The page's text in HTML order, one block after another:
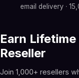
email delivery ·
Earn
Reseller
Join 1,000+ resellers